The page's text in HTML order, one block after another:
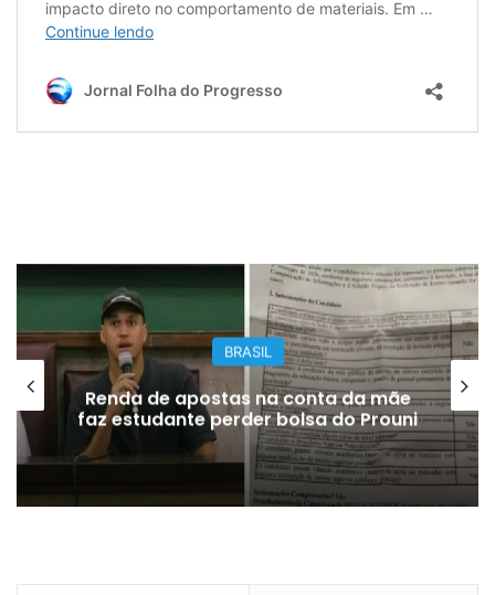
BRASIL
Renda de apostas na conta da mãe
faz estudante perder bolsa do Prouni